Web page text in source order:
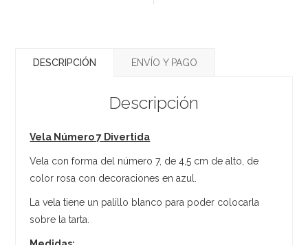
DESCRIPCIÓN ENVÍO Y PAGO
Descripción
Vela Número 7 Divertida
Vela con forma del número 7, de 4,5 cm de alto, de
color rosa con decoraciones en azul.
La vela tiene un palillo blanco para poder colocarla
sobre la tarta.